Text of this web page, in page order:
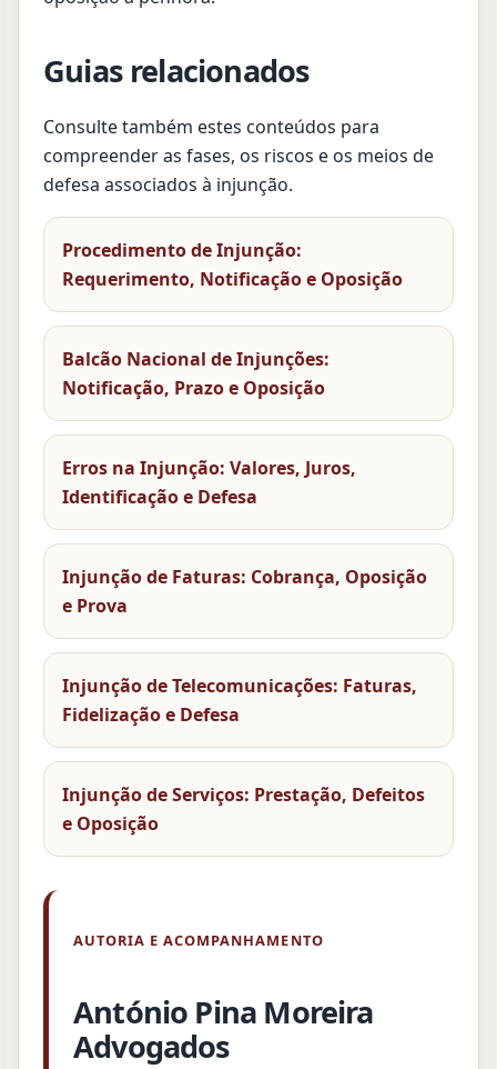
Guias relacionados
Consulte também estes conteúdos para
compreender as fases, os riscos e os meios de
defesa associados à injunção.
Procedimento de Injunção:
Requerimento, Notificação e Oposição
Balcão Nacional de Injunções:
Notificação, Prazo e Oposição
Erros na Injunção: Valores, Juros,
Identificação e Defesa
Injunção de Faturas: Cobrança, Oposição
e Prova
Injunção de Telecomunicações: Faturas,
Fidelização e Defesa
Injunção de Serviços: Prestação, Defeitos
e Oposição
AUTORIA E ACOMPANHAMENTO
António Pina Moreira
Advogados